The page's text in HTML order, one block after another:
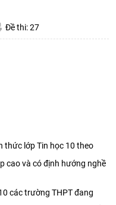
Đề thi: 27
thức lớp Tin học 10 theo
cao và có định hướng nghề
các trường THPT đang